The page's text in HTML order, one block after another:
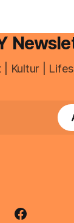
| Kultur |